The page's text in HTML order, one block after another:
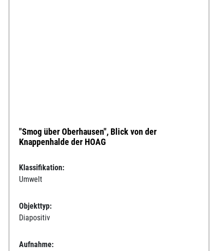
"Smog über Oberhausen", Blick von der
Knappenhalde der HOAG
Klassifikation:
Umwelt
Objekttyp:
Diapositiv
Aufnahme: